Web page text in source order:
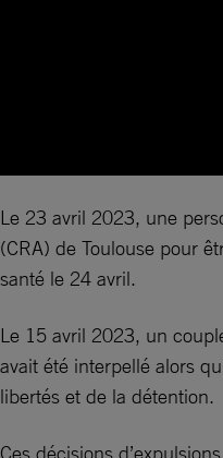
Le 23 avril 2023, une
(CRA) de Toulouse pour
santé le 24 avril.
Le 15 avril 2023, un
avait été interpellé alors
libertés et de la détention.
Ces décisions